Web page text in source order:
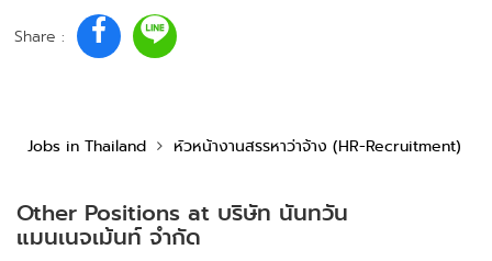
Share :
Jobs in Thailand หัวหน้างานสรรหาว่าจ้าง (HR-Recruitment)
Other Positions at บริษัท นันทวัน
แมนเนจเม้นท์ จำกัด